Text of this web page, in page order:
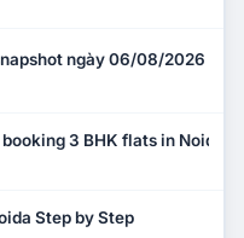
ngày 06/08/2026
3 BHK flats in Noida?
Step by Step